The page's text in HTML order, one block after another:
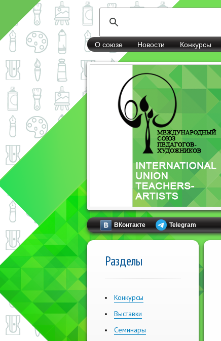
О союзе Новости Конкурсы
ВКонтакте Telegram
Разделы
Конкурсы
Выставки
Семинары